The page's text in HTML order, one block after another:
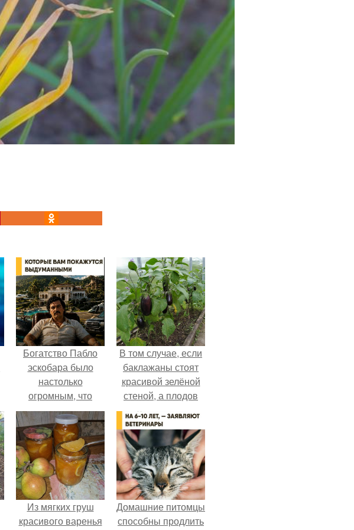
Богатство Пабло
эскобара было
настолько
огромным, что
многие истории о
нём звучат как
вымысел.
В том случае, если
баклажаны стоят
красивой зелёной
стеной, а плодов
почти не видно -
радоваться тут
нечему.
Из мягких груш
красивого варенья
Домашние питомцы
способны продлить